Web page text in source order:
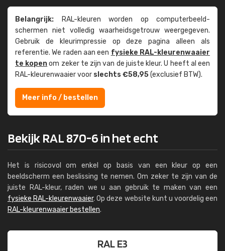
Belangrijk: RAL-kleuren worden op computer­beeld­
schermen niet volledig waarheids­­getrouw weer­gegeven.
Gebruik de kleur­impressie op deze pagina alleen als
referentie. We raden aan een fysieke RAL-kleuren­waaier
te kopenom zeker te zijn van de juiste kleur. U heeft al een
RAL-kleuren­waaier voor slechts €58,95(exclusief BTW).
Meer info / bestellen
Bekijk RAL 870-6 in het echt
Het is risicovol om enkel op basis van een kleur op een
beeldscherm een beslissing te nemen. Om zeker te zijn van de
juiste RAL-kleur, raden we u aan gebruik te maken van een
fysieke RAL-kleurenwaaier. Op deze website kunt u voordelig een
RAL-kleurenwaaier bestellen.
RAL E3